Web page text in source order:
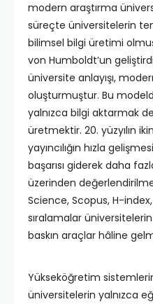
modern araştırma
süreçte üniversitelerin
bilimsel bilgi üretimi
von Humboldt’un
üniversite anlayışı,
oluşturmuştur. Bu
yalnızca bilgi aktarmak
üretmektir. 20. yüzyılın
yayıncılığın hızla
başarısı giderek daha
üzerinden
Science, Scopus, H-
sıralamalar
baskın araçlar hâline
Yükseköğretim
üniversitelerin yalnızca